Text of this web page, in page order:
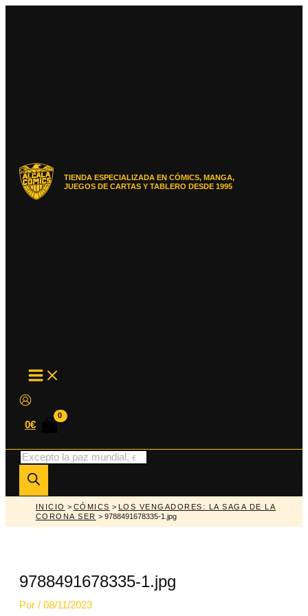
TIENDA ESPECIALIZADA EN CÓMICS, MANGA,
JUEGOS DE CARTAS Y TABLERO DESDE 1995
MAIN
MENU
0€
Búsqueda
de
productos
INICIO > CÓMICS > LOS VENGADORES: LA SAGA DE LA
CORONA SER > 9788491678335-1.jpg
9788491678335-1.jpg
Por / 08/11/2023